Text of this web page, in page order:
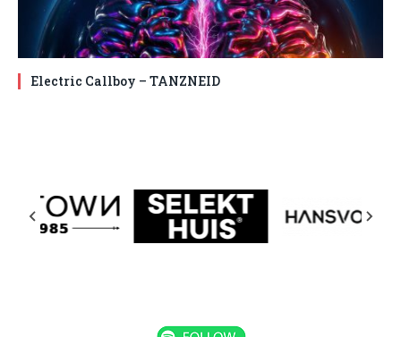
Electric Callboy – TANZNEID